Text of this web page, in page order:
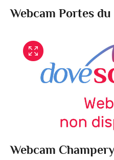
Webcam Portes
Webcam